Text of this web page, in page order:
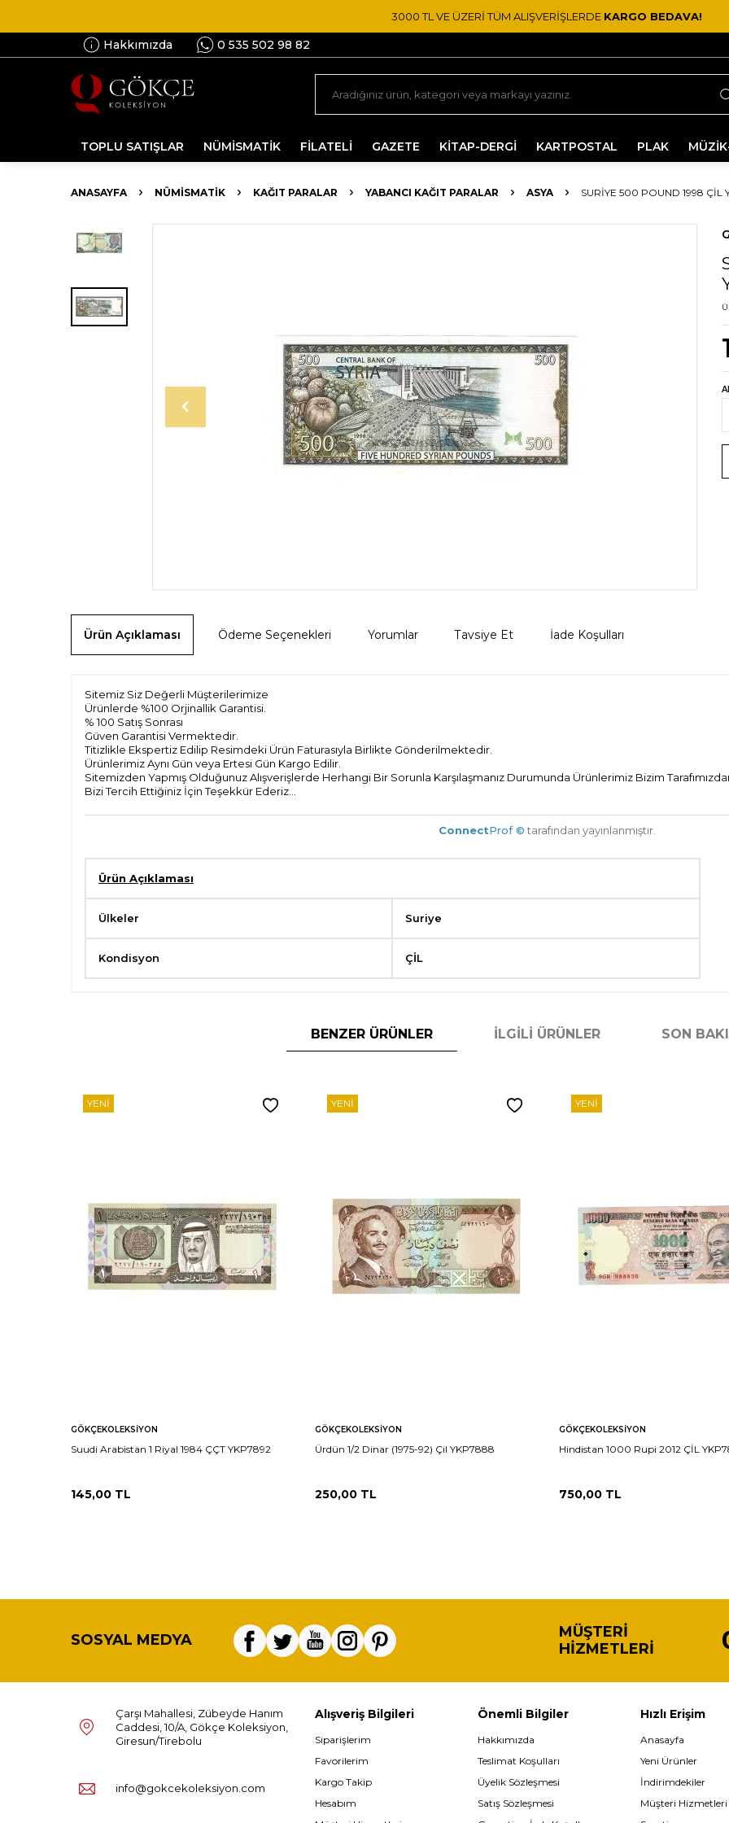
3000 TL VE ÜZERİ TÜM ALIŞVERİŞLERDE KARGO BEDAVA!
Hakkımızda 0 535 502 98 82
TOPLU SATIŞLAR NÜMİSMATİK FİLATELİ GAZETE KİTAP-DERGİ KARTPOSTAL PLAK
ANASAYFA NÜMİSMATİK KAĞIT PARALAR YABANCI KAĞIT PARALAR ASYA SURIYE 500 POUND 1998 ÇİL
Ürün Açıklaması Ödeme Seçenekleri Yorumlar Tavsiye Et İade Koşulları
Sitemiz Siz Değerli Müşterilerimize
Ürünlerde %100 Orjinallik Garantisi.
% 100 Satış Sonrası
Güven Garantisi Vermektedir.
Titizlikle Ekspertiz Edilip Resimdeki Ürün Faturasıyla Birlikte Gönderilmektedir.
Ürünlerimiz Aynı Gün veya Ertesi Gün Kargo Edilir.
Sitemizden Yapmış Olduğunuz Alışverişlerde Herhangi Bir Sorunla Karşılaşmanız Durumunda Ürünlerimiz Bizim
Bizi Tercih Ettiğiniz İçin Teşekkür Ederiz...
ConnectProf © tarafından yayınlanmıştır.
Ürün Açıklaması
Ülkeler Suriye
Kondisyon ÇİL
BENZER ÜRÜNLER İLGILI ÜRÜNLER SON
YENI
GÖKÇEKOLEKSIYON
Suudi Arabistan 1 Riyal 1984 ÇÇT YKP7892
145,00 TL
YENI
GÖKÇEKOLEKSIYON
Ürdün 1/2 Dinar (1975-92) Çil YKP7888
250,00 TL
YENI
GÖKÇEKOLEKSIYON
Hindistan 1000 Rupi 2012 ÇİL
750,00 TL
SOSYAL MEDYA
MÜŞTERI
HIZMETLERI
Çarşı Mahallesi, Zübeyde Hanım
Caddesi, 10/A, Gökçe Koleksiyon,
Giresun/Tirebolu
info@gokcekoleksiyon.com
Alışveriş Bilgileri
Siparişlerim
Favorilerim
Kargo Takip
Hesabım
Önemli Bilgiler
Hakkımızda
Teslimat Koşulları
Üyelik Sözleşmesi
Satış Sözleşmesi
Hızlı Erişim
Anasayfa
Yeni Ürünler
İndirimdekiler
Müşteri Hizmetleri